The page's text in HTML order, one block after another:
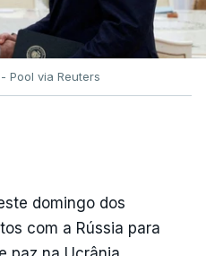
Pool via Reuters
domingo dos
com a Rússia para